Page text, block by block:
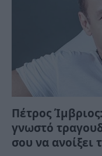
Πέτρος
γνωστό
σου να